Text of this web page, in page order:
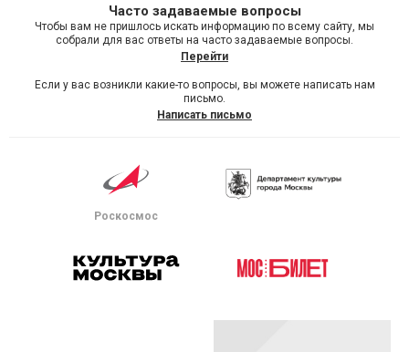
Часто задаваемые вопросы
Чтобы вам не пришлось искать информацию по всему сайту, мы
собрали для вас ответы на часто задаваемые вопросы.
Перейти
Если у вас возникли какие-то вопросы, вы можете написать нам
письмо.
Написать письмо
Роскосмос